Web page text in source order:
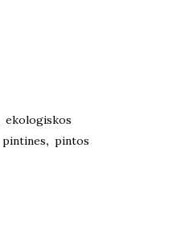
ekologiskos
pintines, pintos